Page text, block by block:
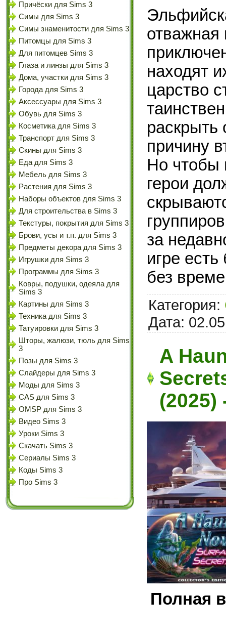
Причёски для Sims 3
Симы для Sims 3
Симы знаменитости для Sims 3
Питомцы для Sims 3
Для питомцев Sims 3
Глаза и линзы для Sims 3
Дома, участки для Sims 3
Города для Sims 3
Аксессуары для Sims 3
Обувь для Sims 3
Косметика для Sims 3
Транспорт для Sims 3
Скины для Sims 3
Еда для Sims 3
Мебель для Sims 3
Растения для Sims 3
Наборы объектов для Sims 3
Для строительства в Sims 3
Текстуры, покрытия для Sims 3
Брови, усы и т.п. для Sims 3
Предметы декора для Sims 3
Игрушки для Sims 3
Программы для Sims 3
Ковры, подушки, одеяла для
Sims 3
Картины для Sims 3
Техника для Sims 3
Татуировки для Sims 3
Шторы, жалюзи, тюль для Sims
3
Позы для Sims 3
Слайдеры для Sims 3
Моды для Sims 3
CAS для Sims 3
OMSP для Sims 3
Видео Sims 3
Уроки Sims 3
Скачать Sims 3
Сериалы Sims 3
Коды Sims 3
Про Sims 3
отважная
находят
царство
раскрыть
причину
Но чтобы
герои
за
игре
без
Категория:
Дата:
A
(2025)
Полная